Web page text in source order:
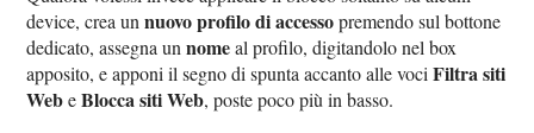
device, crea unnuovo profilo di accessopremendo sul bottone
dedicato, assegna unnomeal profilo, digitandolo nel box
apposito, e apponi il segno di spunta accanto alle vociFiltra siti
WebeBlocca siti Web, poste poco più in basso.